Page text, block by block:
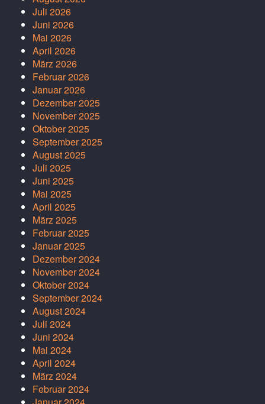
Juli 2026
Juni 2026
Mai 2026
April 2026
März 2026
Februar 2026
Januar 2026
Dezember 2025
November 2025
Oktober 2025
September 2025
August 2025
Juli 2025
Juni 2025
Mai 2025
April 2025
März 2025
Februar 2025
Januar 2025
Dezember 2024
November 2024
Oktober 2024
September 2024
August 2024
Juli 2024
Juni 2024
Mai 2024
April 2024
März 2024
Februar 2024